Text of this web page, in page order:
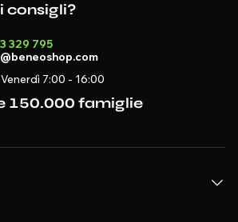
consigli?
329 795
7:00 - 16:00
150.000 famiglie